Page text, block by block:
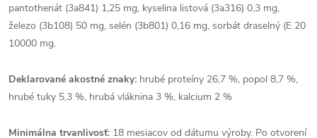
pantothenát (3a841) 1,25 mg, kyselina listová (3a316) 0,3 mg,
železo (3b108) 50 mg, selén (3b801) 0,16 mg, sorbát draselný (E 20
10000 mg.
Deklarované akostné znaky: hrubé proteíny 26,7 %, popol 8,7 %,
hrubé tuky 5,3 %, hrubá vláknina 3 %, kalcium 2 %
Minimálna trvanlivosť: 18 mesiacov od dátumu výroby. Po otvorení